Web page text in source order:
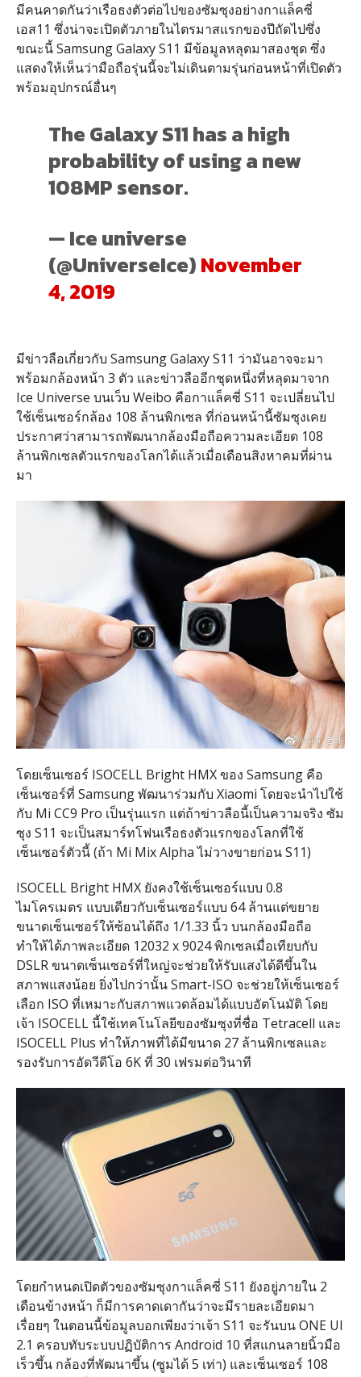
มีคนคาดกันว่าเรือธงตัวต่อไปของซัมซุงอย่างกาแล็คซี่
เอส11 ซึ่งน่าจะเปิดตัวภายในไตรมาสแรกของปีถัดไปซึ่ง
ขณะนี้ Samsung Galaxy S11 มีข้อมูลหลุดมาสองชุด ซึ่ง
แสดงให้เห็นว่ามือถือรุ่นนี้จะไม่เดินตามรุ่นก่อนหน้าที่เปิดตัว
พร้อมอุปกรณ์อื่นๆ
The Galaxy S11 has a high
probability of using a new
108MP sensor.
— Ice universe
(@UniverseIce)November
4, 2019
มีข่าวลือเกี่ยวกับ Samsung Galaxy S11 ว่ามันอาจจะมา
พร้อมกล้องหน้า 3 ตัว และข่าวลืออีกชุดหนึ่งที่หลุดมาจาก
Ice Universe บนเว็บ Weibo คือกาแล็คซี่ S11 จะเปลี่ยนไป
ใช้เซ็นเซอร์กล้อง 108 ล้านพิกเซล ที่ก่อนหน้านี้ซัมซุงเคย
ประกาศว่าสามารถพัฒนากล้องมือถือความละเอียด 108
ล้านพิกเซลตัวแรกของโลกได้แล้วเมื่อเดือนสิงหาคมที่ผ่าน
มา
โดยเซ็นเซอร์ ISOCELL Bright HMX ของ Samsung คือ
เซ็นเซอร์ที่ Samsung พัฒนาร่วมกับ Xiaomi โดยจะนำไปใช้
กับ Mi CC9 Pro เป็นรุ่นแรก แต่ถ้าข่าวลือนี้เป็นความจริง ซัม
ซุง S11 จะเป็นสมาร์ทโฟนเรือธงตัวแรกของโลกที่ใช้
เซ็นเซอร์ตัวนี้ (ถ้า Mi Mix Alpha ไม่วางขายก่อน S11)
ISOCELL Bright HMX ยังคงใช้เซ็นเซอร์แบบ 0.8
ไมโครเมตร แบบเดียวกับเซ็นเซอร์แบบ 64 ล้านแต่ขยาย
ขนาดเซ็นเซอร์ให้ซ้อนได้ถึง 1/1.33 นิ้ว บนกล้องมือถือ
ทำให้ได้ภาพละเอียด 12032 x 9024 พิกเซลเมื่อเทียบกับ
DSLR ขนาดเซ็นเซอร์ที่ใหญ่จะช่วยให้รับแสงได้ดีขึ้นใน
สภาพแสงน้อย ยิ่งไปกว่านั้น Smart-ISO จะช่วยให้เซ็นเซอร์
เลือก ISO ที่เหมาะกับสภาพแวดล้อมได้แบบอัตโนมัติ โดย
เจ้า ISOCELL นี้ใช้เทคโนโลยีของซัมซุงที่ชื่อ Tetracell และ
ISOCELL Plus ทำให้ภาพที่ได้มีขนาด 27 ล้านพิกเซลและ
รองรับการอัดวีดีโอ 6K ที่ 30 เฟรมต่อวินาที
โดยกำหนดเปิดตัวของซัมซุงกาแล็คซี่ S11 ยังอยู่ภายใน 2
เดือนข้างหน้า ก็มีการคาดเดากันว่าจะมีรายละเอียดมา
เรื่อยๆ ในตอนนี้ข้อมูลบอกเพียงว่าเจ้า S11 จะรันบน ONE UI
2.1 ครอบทับระบบปฏิบัติการ Android 10 ที่สแกนลายนิ้วมือ
เร็วขึ้น กล้องที่พัฒนาขึ้น (ซูมได้ 5 เท่า) และเซ็นเซอร์ 108